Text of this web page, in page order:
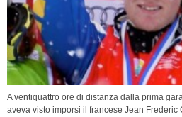
A ventiquattro ore di distanza dalla prima
aveva visto imporsi il francese Jean Frederic